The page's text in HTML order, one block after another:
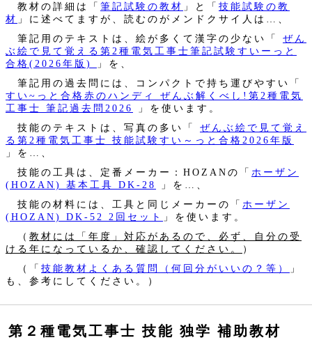
教材の詳細は「 筆記試験の教材 」と「 技能試験の教
材 」に述べてますが、読むのがメンドクサイ人は…、
筆記用のテキストは、絵が多くて漢字の少ない「
ぜん
ぶ絵で見て覚える第2種電気工事士筆記試験すいーっと
合格(2026年版)
」を、
筆記用の過去問には、コンパクトで持ち運びやすい「
すい~っと合格赤のハンディ ぜんぶ解くべし!第2種電気
工事士 筆記過去問2026
」を使います。
技能のテキストは、写真の多い「
ぜんぶ絵で見て覚え
る第2種電気工事士 技能試験すい～っと合格2026年版
」を…、
技能の工具は、定番メーカー：HOZANの「 ホーザン
(HOZAN) 基本工具 DK-28
」を…、
技能の材料には、工具と同じメーカーの「 ホーザン
(HOZAN) DK-52 2回セット
」を使います。
（ 教材には「年度」対応があるので、必ず、自分の受
ける年になっているか、確認してください。
）
（「 技能教材よくある質問（何回分がいいの？等）
」
も、参考にしてください。）
第２種電気工事士 技能 独学 補助教材